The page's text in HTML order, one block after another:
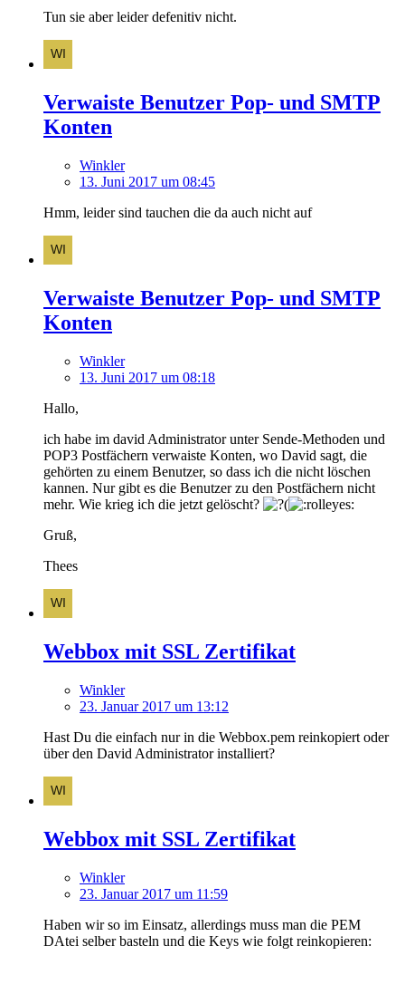
Tun sie aber leider defenitiv nicht.
Verwaiste Benutzer Pop- und SMTP
Konten
Winkler
13. Juni 2017 um 08:45
Hmm, leider sind tauchen die da auch nicht auf
Verwaiste Benutzer Pop- und SMTP
Konten
Winkler
13. Juni 2017 um 08:18
Hallo,
ich habe im david Administrator unter Sende-Methoden und
POP3 Postfächern verwaiste Konten, wo David sagt, die
gehörten zu einem Benutzer, so dass ich die nicht löschen
kannen. Nur gibt es die Benutzer zu den Postfächern nicht
mehr. Wie krieg ich die jetzt gelöscht?
Gruß,
Thees
Webbox mit SSL Zertifikat
Winkler
23. Januar 2017 um 13:12
Hast Du die einfach nur in die Webbox.pem reinkopiert oder
über den David Administrator installiert?
Webbox mit SSL Zertifikat
Winkler
23. Januar 2017 um 11:59
Haben wir so im Einsatz, allerdings muss man die PEM
DAtei selber basteln und die Keys wie folgt reinkopieren: